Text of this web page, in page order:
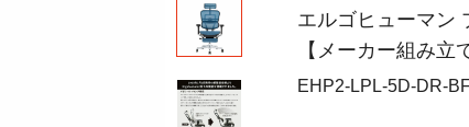
エルゴヒューマン
【メーカー組み立
EHP2-LPL-5D-DR-